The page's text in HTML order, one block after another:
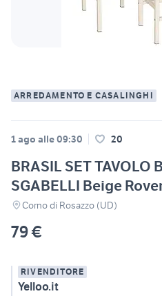
ARREDAMENTO E CASALINGHI
1 ago alle 09:30 20
BRASIL SET TAVOLO
SGABELLI Beige
Corno di Rosazzo (UD)
79 €
RIVENDITORE
Yelloo.it